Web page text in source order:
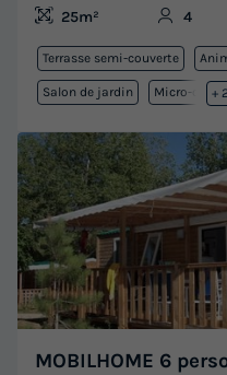
25m² 4
Terrasse semi-couverte
Salon de jardin Micro-ondes
+ 2
MOBILHOME 6